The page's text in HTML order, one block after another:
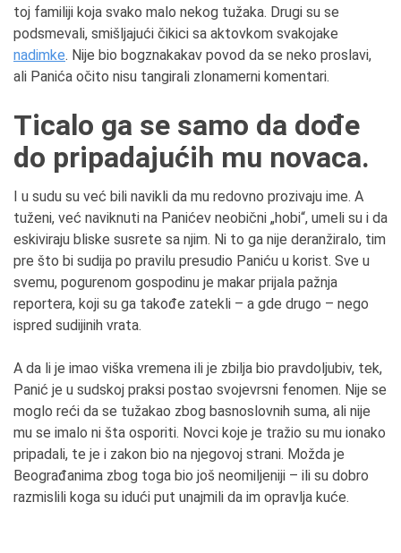
toj familiji koja svako malo nekog tužaka. Drugi su se
podsmevali, smišljajući čikici sa aktovkom svakojake
nadimke. Nije bio bogznakakav povod da se neko proslavi,
ali Panića očito nisu tangirali zlonamerni komentari.
Ticalo ga se samo da dođe
do pripadajućih mu novaca.
I u sudu su već bili navikli da mu redovno prozivaju ime. A
tuženi, već naviknuti na Panićev neobični „hobi“, umeli su i da
eskiviraju bliske susrete sa njim. Ni to ga nije deranžiralo, tim
pre što bi sudija po pravilu presudio Paniću u korist. Sve u
svemu, pogurenom gospodinu je makar prijala pažnja
reportera, koji su ga takođe zatekli – a gde drugo – nego
ispred sudijinih vrata.
A da li je imao viška vremena ili je zbilja bio pravdoljubiv, tek,
Panić je u sudskoj praksi postao svojevrsni fenomen. Nije se
moglo reći da se tužakao zbog basnoslovnih suma, ali nije
mu se imalo ni šta osporiti. Novci koje je tražio su mu ionako
pripadali, te je i zakon bio na njegovoj strani. Možda je
Beograđanima zbog toga bio još neomiljeniji – ili su dobro
razmislili koga su idući put unajmili da im opravlja kuće.